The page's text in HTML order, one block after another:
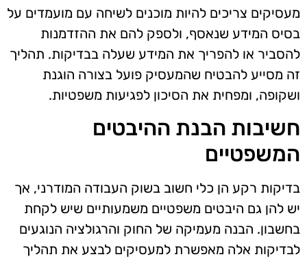
מעסיקים צריכים להיות מוכנים לשיחה עם מועמדים על
בסיס המידע שנאסף, ולספק להם את ההזדמנות
להסביר או להפריך את המידע שעלה בבדיקות. תהליך
זה מסייע להבטיח שהמעסיק פועל בצורה הוגנת
ושקופה, ומפחית את הסיכון לפגיעות משפטיות.
חשיבות הבנת ההיבטים
המשפטיים
בדיקות רקע הן כלי חשוב בשוק העבודה המודרני, אך
יש להן גם היבטים משפטיים משמעותיים שיש לקחת
בחשבון. הבנה מעמיקה של החוק והרגולציה הנוגעים
לבדיקות אלה מאפשרת למעסיקים לבצע את תהליך